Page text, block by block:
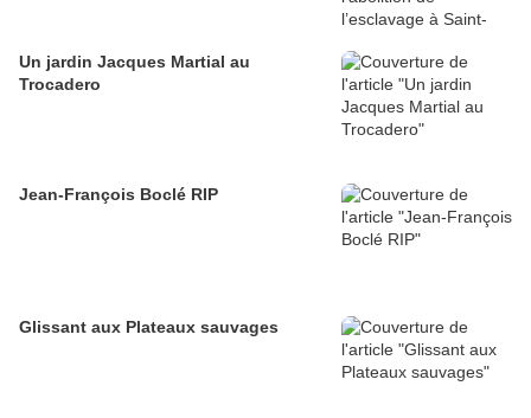
Un jardin Jacques Martial au
Trocadero
Jean-François Boclé RIP
Glissant aux Plateaux sauvages